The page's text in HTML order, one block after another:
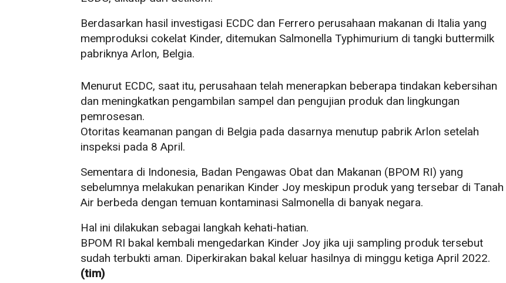
Berdasarkan hasil investigasi ECDC dan Ferrero perusahaan makanan di Italia yang
memproduksi cokelat Kinder, ditemukan Salmonella Typhimurium di tangki buttermilk
pabriknya Arlon, Belgia.
Menurut ECDC, saat itu, perusahaan telah menerapkan beberapa tindakan kebersihan
dan meningkatkan pengambilan sampel dan pengujian produk dan lingkungan
pemrosesan.
Otoritas keamanan pangan di Belgia pada dasarnya menutup pabrik Arlon setelah
inspeksi pada 8 April.
Sementara di Indonesia, Badan Pengawas Obat dan Makanan (BPOM RI) yang
sebelumnya melakukan penarikan Kinder Joy meskipun produk yang tersebar di Tanah
Air berbeda dengan temuan kontaminasi Salmonella di banyak negara.
Hal ini dilakukan sebagai langkah kehati-hatian.
BPOM RI bakal kembali mengedarkan Kinder Joy jika uji sampling produk tersebut
sudah terbukti aman. Diperkirakan bakal keluar hasilnya di minggu ketiga April 2022.
(tim)